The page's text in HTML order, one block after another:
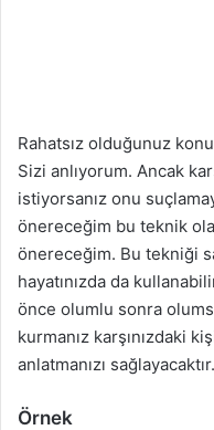
Rahatsız olduğunuz
Sizi anlıyorum. Ancak
istiyorsanız onu
önereceğim bu teknik
önereceğim. Bu tekniği
hayatınızda da
önce olumlu sonra
kurmanız karşınızdaki
anlatmanızı sağlayacaktır.
Örnek